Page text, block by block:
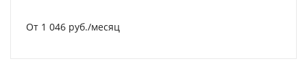
От 1 046 руб./месяц